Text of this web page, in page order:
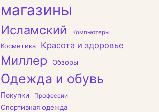
магазины
Исламский Компьютеры
Косметика Красота и здоровье
Миллер Обзоры
Одежда и обувь
Покупки Профессии
Спортивная одежда